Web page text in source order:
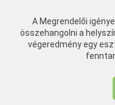
A Megrendelői
összehangolni a
végeredmény egy